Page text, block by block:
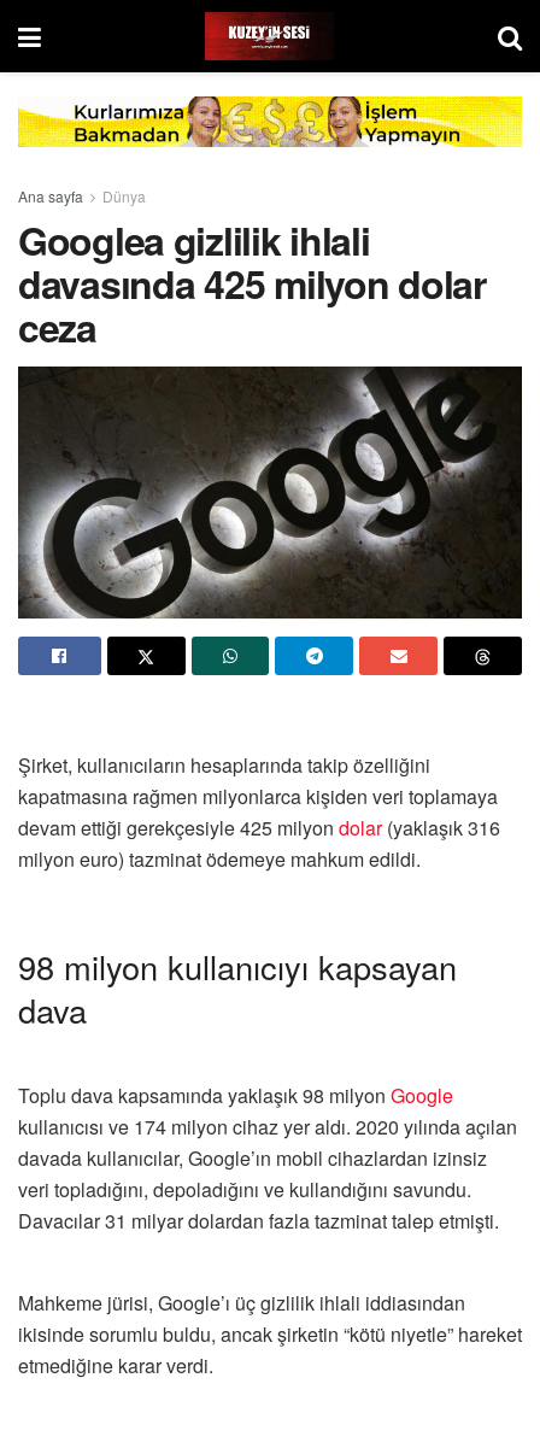
Ana sayfa Dünya
Googlea gizlilik ihlali
davasında 425 milyon dolar
ceza
Şirket, kullanıcıların hesaplarında takip özelliğini
kapatmasına rağmen milyonlarca kişiden veri toplamaya
devam ettiği gerekçesiyle 425 milyon dolar(yaklaşık 316
milyon euro) tazminat ödemeye mahkum edildi.
98 milyon kullanıcıyı kapsayan
dava
Toplu dava kapsamında yaklaşık 98 milyon Google
kullanıcısı ve 174 milyon cihaz yer aldı. 2020 yılında açılan
davada kullanıcılar, Google’ın mobil cihazlardan izinsiz
veri topladığını, depoladığını ve kullandığını savundu.
Davacılar 31 milyar dolardan fazla tazminat talep etmişti.
Mahkeme jürisi, Google’ı üç gizlilik ihlali iddiasından
ikisinde sorumlu buldu, ancak şirketin “kötü niyetle” hareket
etmediğine karar verdi.